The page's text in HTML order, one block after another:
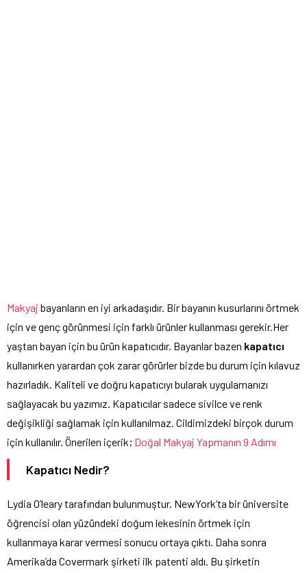
Makyaj bayanların en iyi arkadaşıdır. Bir bayanın kusurlarını örtmek
için ve genç görünmesi için farklı ürünler kullanması gerekir.Her
yaştan bayan için bu ürün kapatıcıdır. Bayanlar bazen kapatıcı
kullanırken yarardan çok zarar görürler bizde bu durum için kılavuz
hazırladık. Kaliteli ve doğru kapatıcıyı bularak uygulamanızı
sağlayacak bu yazımız. Kapatıcılar sadece sivilce ve renk
değişikliği sağlamak için kullanılmaz. Cildimizdeki birçok durum
için kullanılır. Önerilen içerik; Doğal Makyaj Yapmanın 9 Adımı
Kapatıcı Nedir?
Lydia O’leary tarafından bulunmuştur. NewYork’ta bir üniversite
öğrencisi olan yüzündeki doğum lekesinin örtmek için
kullanmaya karar vermesi sonucu ortaya çıktı. Daha sonra
Amerika’da Covermark şirketi ilk patenti aldı. Bu şirketin